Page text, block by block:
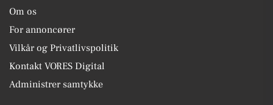
Om os
For annoncører
Vilkår og Privatlivspolitik
Kontakt VORES Digital
Administrer samtykke